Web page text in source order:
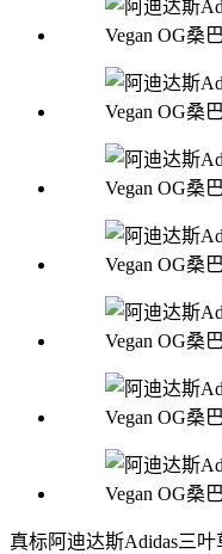
真标阿迪达斯Adidas三叶